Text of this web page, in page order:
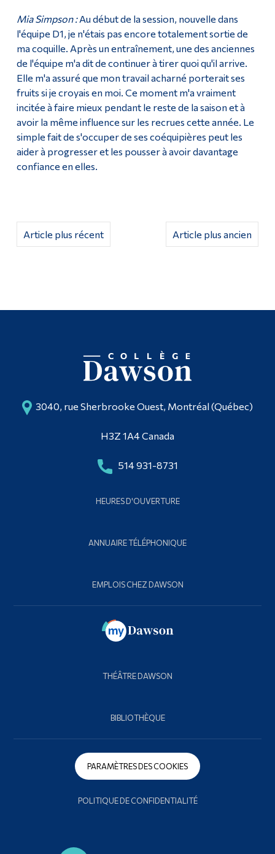
Mia Simpson :Au début de la session, nouvelle dans
l'équipe D1, je n'étais pas encore totalement sortie de
ma coquille. Après un entraînement, une des anciennes
de l'équipe m'a dit de continuer à tirer quoi qu'il arrive.
Elle m'a assuré que mon travail acharné porterait ses
fruits si je croyais en moi. Ce moment m'a vraiment
incitée à faire mieux pendant le reste de la saison et à
avoir la même influence sur les recrues cette année. Le
simple fait de s'occuper de ses coéquipières peut les
aider à progresser et les pousser à avoir davantage
confiance en elles.
Article plus ancien
Article plus récent
3040, rue Sherbrooke Ouest, Montréal (Québec)
H3Z 1A4 Canada
514 931-8731
HEURES D'OUVERTURE
ANNUAIRE TÉLÉPHONIQUE
EMPLOIS CHEZ DAWSON
THÉÂTRE DAWSON
BIBLIOTHÈQUE
PARAMÈTRES DES COOKIES
POLITIQUE DE CONFIDENTIALITÉ